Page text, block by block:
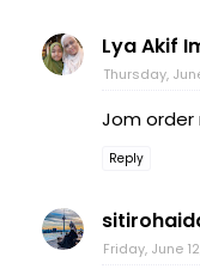
Lya Akif
Thursday,
Jom order
Reply
Friday, June